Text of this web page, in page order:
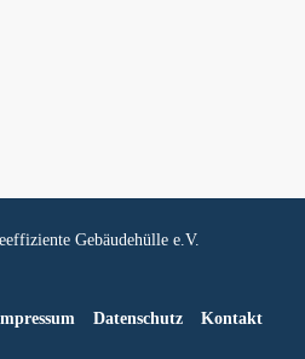
Gebäudehülle e.V.
Datenschutz Kontakt